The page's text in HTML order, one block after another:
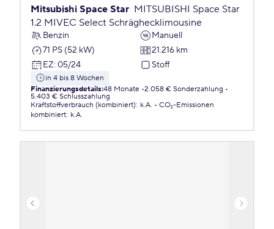
Mitsubishi Space Star MITSUBISHI Space Star
1.2 MIVEC Select Schräghecklimousine
Benzin
Manuell
71 PS (52 kW)
21.216 km
EZ: 05/24 Stoff
in 4 bis 8 Wochen
Finanzierungsdetails:48 Monate 2.058 € Sonderzahlung
5.403 € Schlusszahlung
Kraftstoffverbrauch (kombiniert): k.A.
CO₂-Emissionen
kombiniert: k.A.